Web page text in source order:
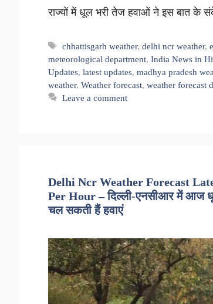
राज्यों में धूल भरी तेज हवाओं ने इस बात के
Tags
chhattisgarh weather,delhi ncr weather,
meteorological department, India News in
Updates, latest updates, madhya pradesh
weather, Weather forecast, weather forecast
Leave a comment
Delhi Ncr Weather Forecast
Per Hour – दिल्ली-एनसीआर में आज
चल सकती हैं हवाएं